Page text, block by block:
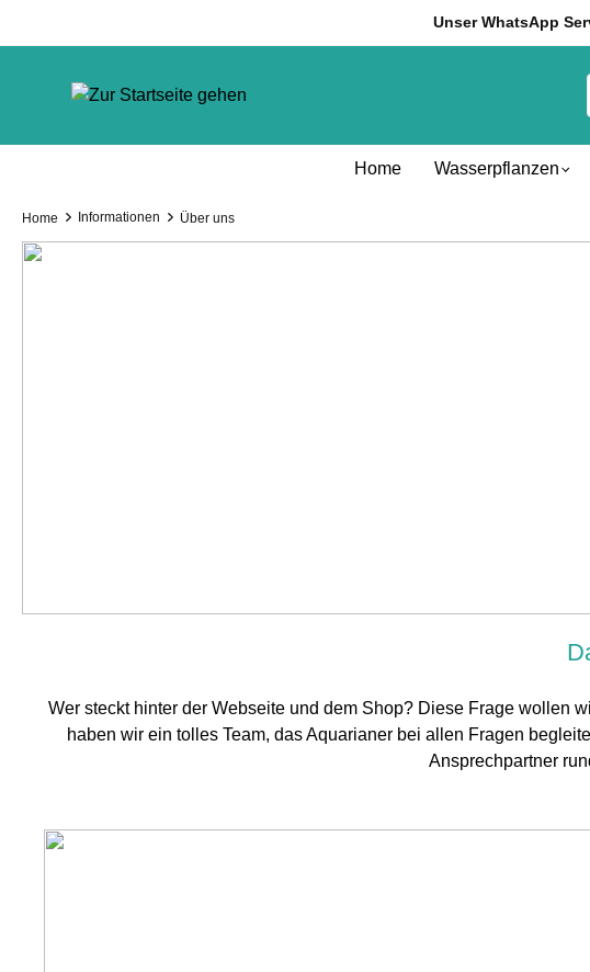
Unser WhatsApp
Home Wasserpflanzen
Home Informationen Über uns
Wer steckt hinter der Webseite und dem Shop? Diese Frage wollen
haben wir ein tolles Team, das Aquarianer bei allen Fragen
Ansprechpartner